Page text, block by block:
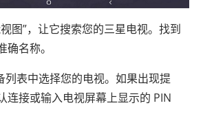
图”，让它搜索您的三星电视。找到
名称。
列表中选择您的电视。如果出现提
连接或输入电视屏幕上显示的 PIN